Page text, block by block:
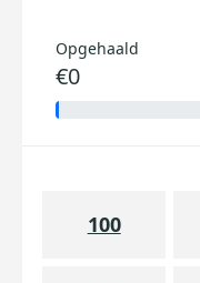
Opgehaald
€0
100